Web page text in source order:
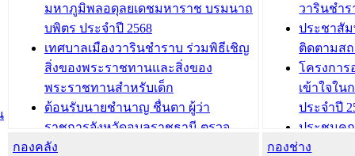
มหาภูมิพลอดุลยเดชมหาราช บรมนาถ
บพิตร ประจำปี 2568
เทศบาลเมืองวารินชำราบ ร่วมพิธีเชิญ
สิ่งของพระราชทานและสิ่งของ
พระราชทานสำหรับเด็ก
ต้อนรับนายชำนาญ ชื่นตา ผู้ว่า
ราชการจังหวัดอุบลราชธานี ตรวจ
ความเรียบร้อยของสถานที่ในการเตรี
วารินชำร
ประชาสัม
ติดตามส
โครงกา
เข้าใจใน
ประจำปี
ประชุมค
ความเสี่ย
กองคลัง กองช่าง